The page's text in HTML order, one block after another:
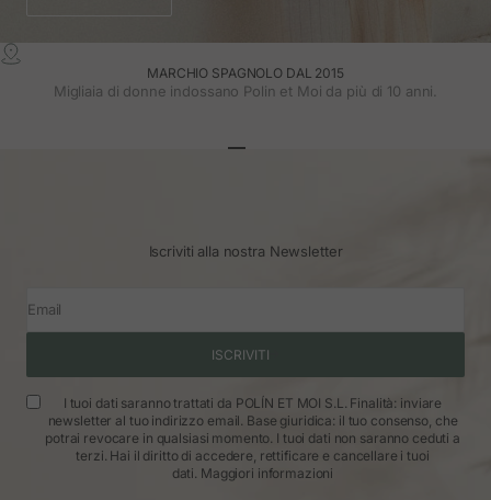
MARCHIO SPAGNOLO DAL 2015
Migliaia di donne indossano Polin et Moi da più di 10 anni.
Iscriviti alla nostra Newsletter
Email
ISCRIVITI
I tuoi dati saranno trattati da POLÍN ET MOI S.L. Finalità: inviare
newsletter al tuo indirizzo email. Base giuridica: il tuo consenso, che
potrai revocare in qualsiasi momento. I tuoi dati non saranno ceduti a
terzi. Hai il diritto di accedere, rettificare e cancellare i tuoi
dati. Maggiori informazioni